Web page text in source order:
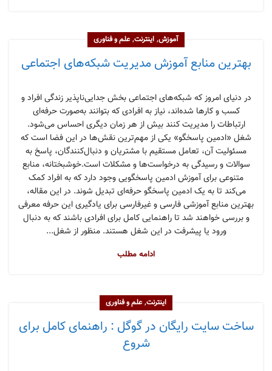
آموزش, اینترنت,علم و فناوری
بهترین منابع آموزش مدیریت شبکه‌های اجتماعی
در دنیای امروز که شبکه‌های اجتماعی بخش جدایی‌ناپذیر زندگی افراد و
کسب‌ و کارها شده‌اند، نیاز به افرادی که بتوانند به‌صورت حرفه‌ای
ارتباطات را مدیریت کنند بیش از هر زمان دیگری احساس می‌شود.
شغل «ادمین پاسخگو» یکی از مهم‌ترین نقش‌ها در این فضا است که
مسئولیت آن، تعامل مستقیم با مشتریان و دنبال‌کنندگان، پاسخ به
سوالات و رسیدگی به درخواست‌ها و مشکلات است.خوشبختانه، منابع
متنوعی برای آموزش ادمین پاسخگویی وجود دارد که به افراد کمک
می‌کند تا به یک ادمین پاسخگو حرفه‌ای تبدیل شوند. در این مقاله،
بهترین منابع آموزشی فارسی و غیرفارسی برای یادگیری این حرفه معرفی
و بررسی خواهند شد تا راهنمایی کامل برای افرادی باشند که به دنبال
ورود یا پیشرفت در این شغل هستند. منظور از شغل...
ادامه مطلب
اینترنت,علم و فناوری
ساخت سایت رایگان در گوگل : راهنمای کامل برای
شروع